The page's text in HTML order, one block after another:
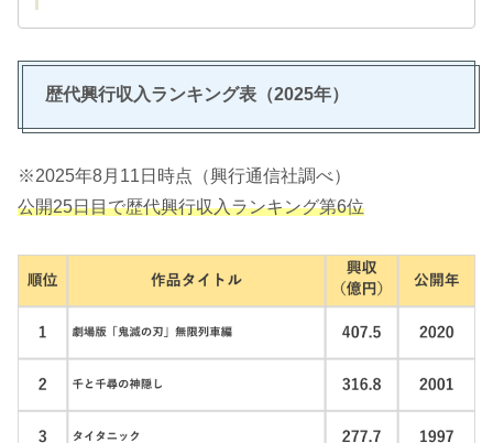
歴代興行収入ランキング表（2025年）
※2025年8月11日時点（興行通信社調べ）
公開25日目で歴代興行収入ランキング第6位